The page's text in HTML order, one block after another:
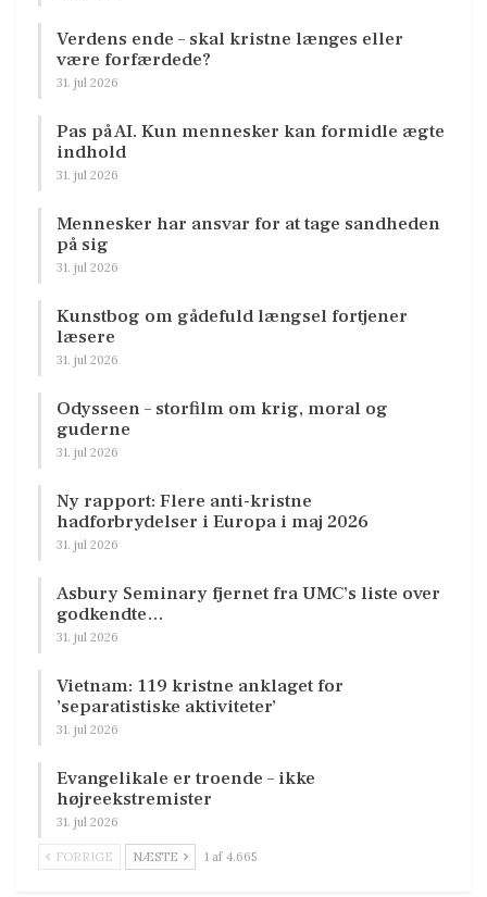
Verdens ende – skal kristne længes eller
være forfærdede?
31. jul 2026
Pas på AI. Kun mennesker kan formidle ægte
indhold
31. jul 2026
Mennesker har ansvar for at tage sandheden
på sig
31. jul 2026
Kunstbog om gådefuld længsel fortjener
læsere
31. jul 2026
Odysseen – storfilm om krig, moral og
guderne
31. jul 2026
Ny rapport: Flere anti-kristne
hadforbrydelser i Europa i maj 2026
31. jul 2026
Asbury Seminary fjernet fra UMC’s liste over
godkendte…
31. jul 2026
Vietnam: 119 kristne anklaget for
’separatistiske aktiviteter’
31. jul 2026
Evangelikale er troende – ikke
højreekstremister
31. jul 2026
FORRIGE NÆSTE 1 af 4.665